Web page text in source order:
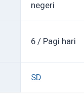
negeri
6 / Pagi hari
SD